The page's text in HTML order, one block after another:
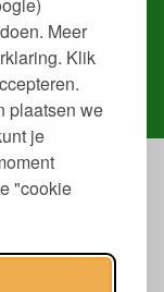
Meer
Klik
plaatsen we
je
"cookie
of